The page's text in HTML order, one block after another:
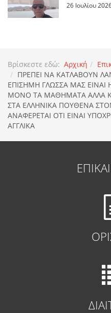
26 Ιουλίου
Βρίσκεστε εδώ: Αρχική
ΠΡΕΠΕΙ ΝΑ ΚΑΤΛΑΒΟΥΝ
ΕΠΙΣΗΜΗ ΓΛΩΣΣΑ ΜΑΣ ΕΙΝΑΙ
ΜΟΝΟ ΤΑ ΜΑΘΗΜΑΤΑ ΑΛΛΑ
ΣΤΑ ΕΛΛΗΝΙΚΑ ΠΟΥΘΕΝΑ
ΑΝΑΦΕΡΕΤΑΙ ΟΤΙ ΕΙΝΑΙ
ΑΓΓΛΙΚΑ